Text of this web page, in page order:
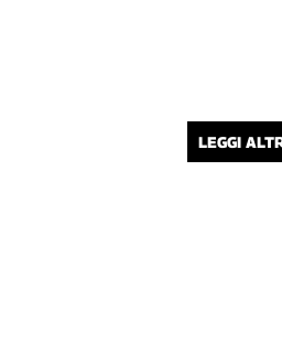
LEGGI